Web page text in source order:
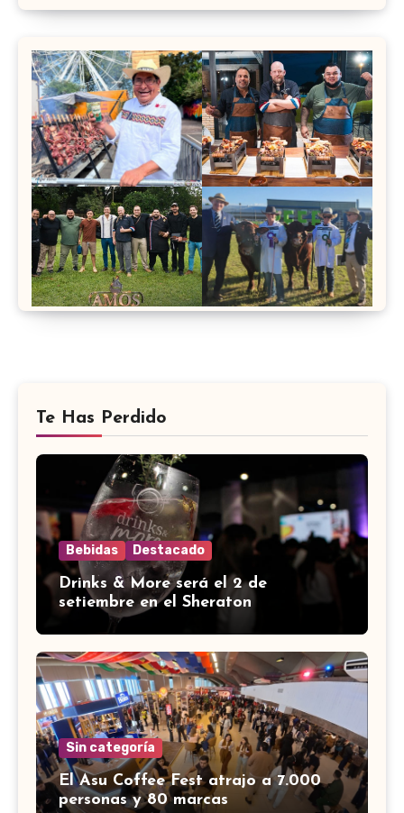
Te Has Perdido
Bebidas Destacado
Drinks & More será el 2 de
setiembre en el Sheraton
Sin categoría
El Asu Coffee Fest atrajo a 7.000
personas y 80 marcas